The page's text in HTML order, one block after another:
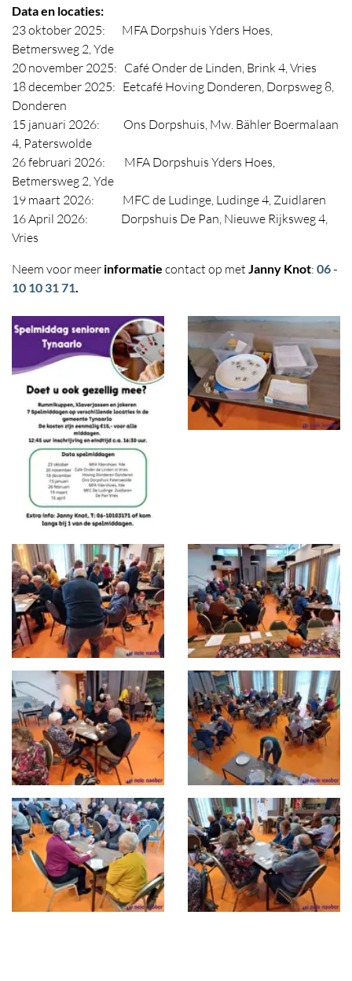
Data en locaties:
23 oktober 2025: MFA Dorpshuis Yders Hoes,
Betmersweg 2, Yde
20 november 2025: Café Onder de Linden, Brink 4, Vries
18 december 2025: Eetcafé Hoving Donderen, Dorpsweg 8,
Donderen
15 januari 2026: Ons Dorpshuis, Mw. Bähler Boermalaan
4, Paterswolde
26 februari 2026: MFA Dorpshuis Yders Hoes,
Betmersweg 2, Yde
19 maart 2026: MFC de Ludinge, Ludinge 4, Zuidlaren
16 April 2026: Dorpshuis De Pan, Nieuwe Rijksweg 4,
Vries
Neem voor meer informatie contact op met Janny Knot: 06 -
10 10 31 71
Foto
album
overslaan